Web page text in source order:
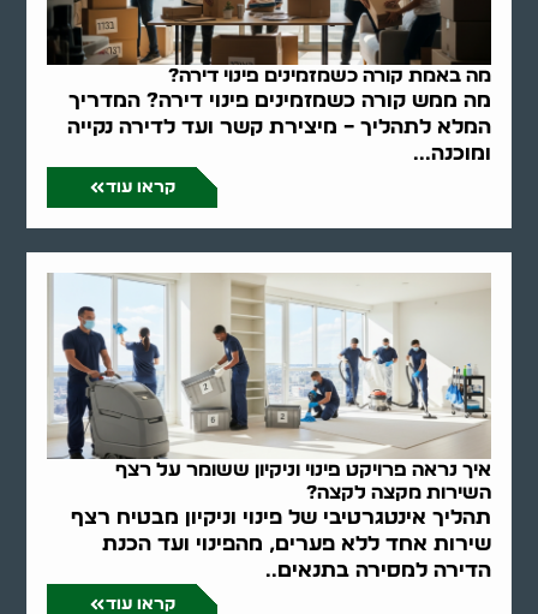
מה באמת קורה כשמזמינים פינוי דירה?
מה ממש קורה כשמזמינים פינוי דירה? המדריך
המלא לתהליך – מיצירת קשר ועד לדירה נקייה
ומוכנה...
קראו עוד
איך נראה פרויקט פינוי וניקיון ששומר על רצף
השירות מקצה לקצה?
תהליך אינטגרטיבי של פינוי וניקיון מבטיח רצף
שירות אחד ללא פערים, מהפינוי ועד הכנת
הדירה למסירה בתנאים..
קראו עוד